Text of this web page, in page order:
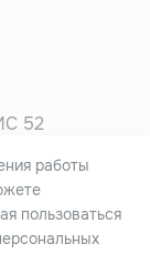
52
437
работы
пользоваться